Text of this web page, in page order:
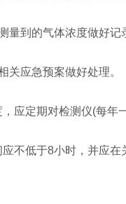
量到的气体浓度做好记
应急预案做好处理。
应定期对检测仪(每年
不低于8小时，并应在